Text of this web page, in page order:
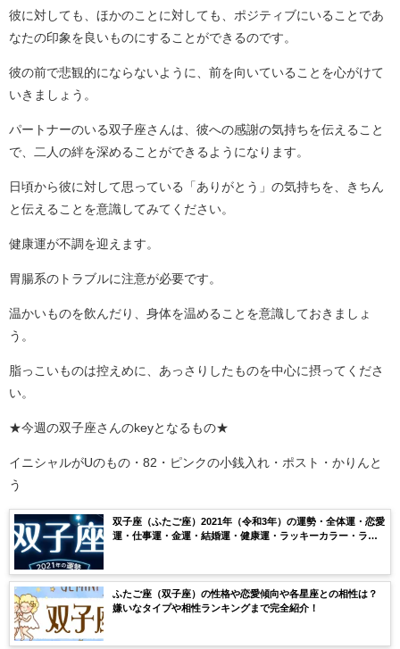
彼に対しても、ほかのことに対しても、ポジティブにいることであ
なたの印象を良いものにすることができるのです。
彼の前で悲観的にならないように、前を向いていることを心がけて
いきましょう。
パートナーのいる双子座さんは、彼への感謝の気持ちを伝えること
で、二人の絆を深めることができるようになります。
日頃から彼に対して思っている「ありがとう」の気持ちを、きちん
と伝えることを意識してみてください。
健康運が不調を迎えます。
胃腸系のトラブルに注意が必要です。
温かいものを飲んだり、身体を温めることを意識しておきましょ
う。
脂っこいものは控えめに、あっさりしたものを中心に摂ってくださ
い。
★今週の双子座さんのkeyとなるもの★
イニシャルがUのもの・82・ピンクの小銭入れ・ポスト・かりんと
う
双子座（ふたご座）2021年（令和3年）の運勢・全体運・恋愛
運・仕事運・金運・結婚運・健康運・ラッキーカラー・ラッ
ふたご座（双子座）の性格や恋愛傾向や各星座との相性は？
嫌いなタイプや相性ランキングまで完全紹介！